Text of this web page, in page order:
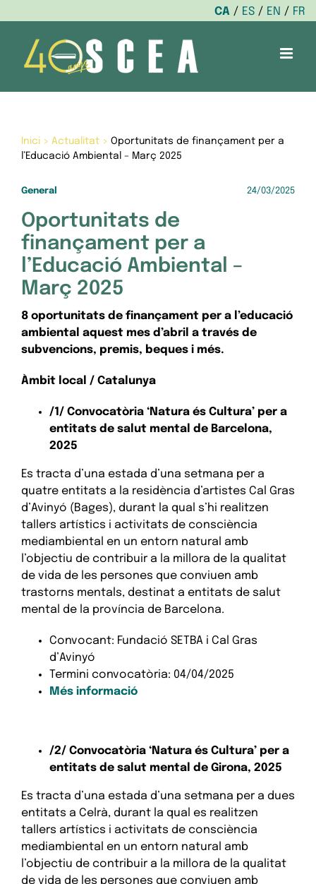
CA ES EN
FR
content
Inici> Actualitat> Oportunitats de finançament per a
l’Educació Ambiental – Març 2025
General 24/03/2025
Oportunitats de
finançament per a
l’Educació Ambiental –
Març 2025
8 oportunitats de finançament per a l’educació
ambiental aquest mes d’abril a través de
subvencions, premis, beques i més.
Àmbit local / Catalunya
/1/ Convocatòria ‘Natura és Cultura’ per a
entitats de salut mental de Barcelona,
2025
Es tracta d’una estada d’una setmana per a
quatre entitats a la residència d’artistes Cal Gras
d’Avinyó (Bages), durant la qual s’hi realitzen
tallers artístics i activitats de consciència
mediambiental en un entorn natural amb
l’objectiu de contribuir a la millora de la qualitat
de vida de les persones que conviuen amb
trastorns mentals, destinat a entitats de salut
mental de la província de Barcelona.
Convocant: Fundació SETBA i Cal Gras
d’Avinyó
Termini convocatòria: 04/04/2025
Més informació
/2/ Convocatòria ‘Natura és Cultura’ per a
entitats de salut mental de Girona, 2025
Es tracta d’una estada d’una setmana per a dues
entitats a Celrà, durant la qual es realitzen
tallers artístics i activitats de consciència
mediambiental en un entorn natural amb
l’objectiu de contribuir a la millora de la qualitat
de vida de les persones que conviuen amb